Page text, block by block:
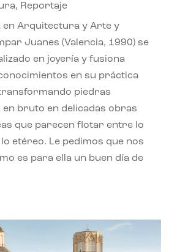
, Reportaje
en Arquitectura y Arte y
Juanes (Valencia, 1990) se
en joyería y fusiona
en su práctica
piedras
en bruto en delicadas obras
que parecen flotar entre lo
etéreo. Le pedimos que nos
es para ella un buen día de